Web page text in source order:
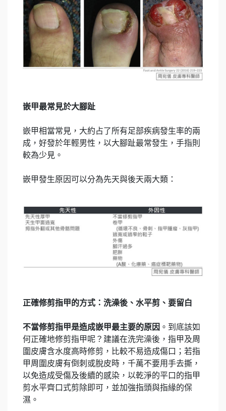
嵌甲最常見於大腳趾
嵌甲相當常見，大約占了所有足部疾病發生率的兩
成，好發於年輕男性，以大腳趾最常發生，手指則
較為少見。
嵌甲發生原因可以分為先天與後天兩大類：
正確修剪指甲的方式：洗澡後、水平剪、要留白
不當修剪指甲是造成嵌甲最主要的原因 。到底該如
何正確地修剪指甲呢？建議在洗完澡後，指甲及周
圍皮膚含水度高時修剪，比較不易造成傷口；若指
甲周圍皮膚有倒刺或脫皮時，千萬不要用手去撕，
以免造成受傷及後續的感染，以乾淨的平口的指甲
剪水平齊口式剪除即可，並加強指頭與指緣的保
濕。